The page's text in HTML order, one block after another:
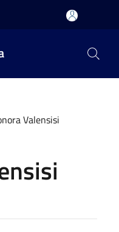
Valensisi